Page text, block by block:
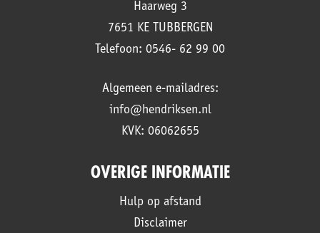
Haarweg 3
7651 KE TUBBERGEN
Telefoon: 0546- 62 99 00
Algemeen e-mailadres:
info@hendriksen.nl
KVK: 06062655
OVERIGE INFORMATIE
Hulp op afstand
Disclaimer